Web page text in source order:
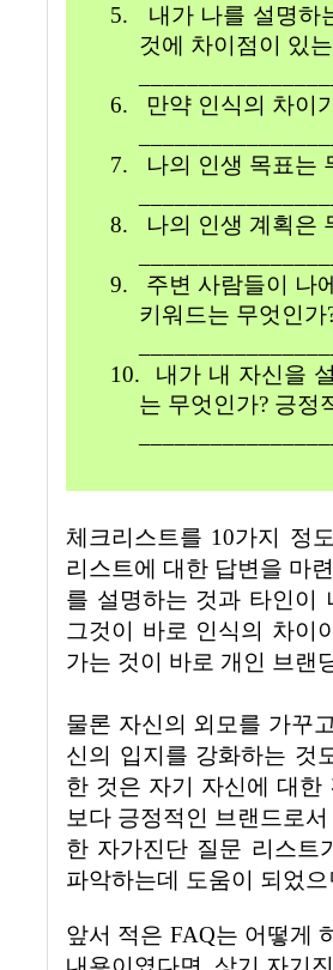
5.
내가 나를 설명하
것에 차이점이 있
6.
만약 인식의 차이
7.
나의 인생 목표는
8.
나의 인생 계획은
9.
주변 사람들이 나
키워드는 무엇인가
10.
내가 내 자신을
는 무엇인가? 긍정
체크리스트를 10가지 정
리스트에 대한 답변을 마
를 설명하는 것과 타인이
그것이 바로 인식의 차이
가는 것이 바로 개인 브랜
물론 자신의 외모를 가꾸고
신의 입지를 강화하는 것
한 것은 자기 자신에 대한
보다 긍정적인 브랜드로
한 자가진단 질문 리스트
파악하는데 도움이 되었
앞서 적은 FAQ는 어떻게